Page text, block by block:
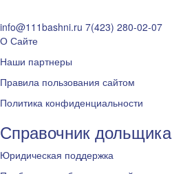
info@111bashni.ru 7(423) 280-02-07
О Сайте
Наши партнеры
Правила пользования сайтом
Политика конфиденциальности
Справочник дольщика
Юридическая поддержка